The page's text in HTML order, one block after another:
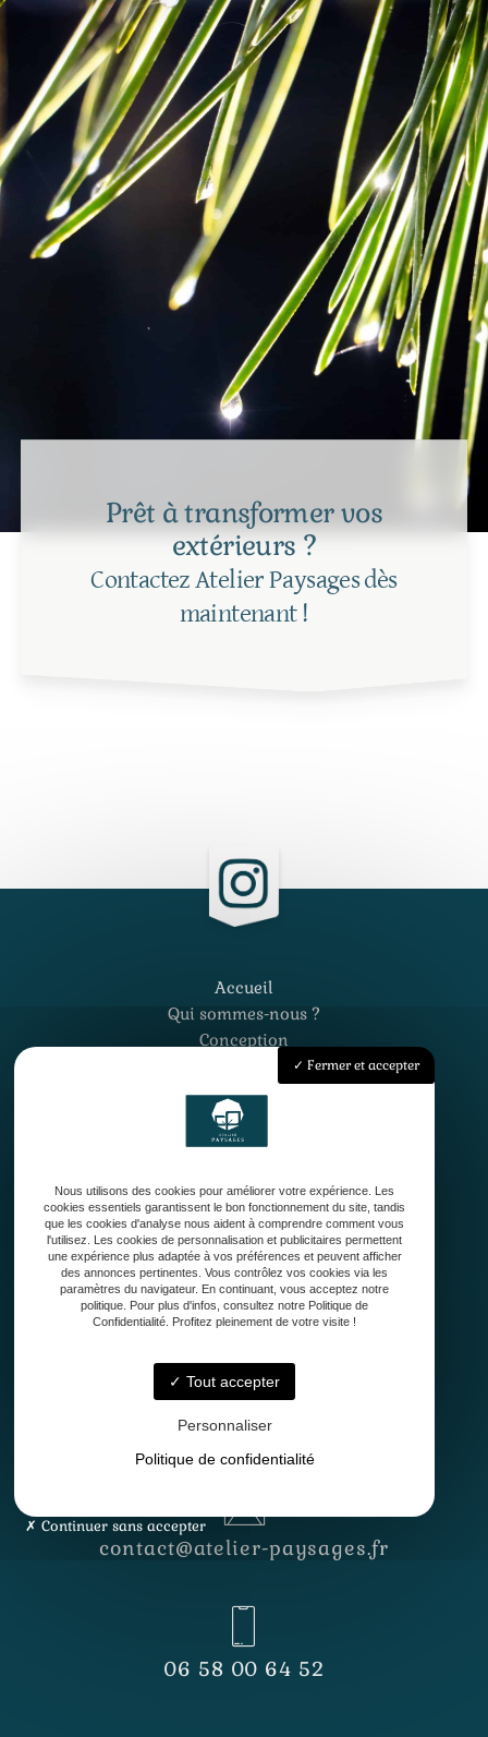
Prêt à transformer vos
extérieurs ?
Contactez Atelier Paysages dès
maintenant !
Accueil
Qui sommes-nous ?
Conception
Entretien de jardin
Contact
33127 Saint-Jean-d'Illac
Lundi - Vendredi
8h30 - 12h30 & 13h30 - 17h
contact@atelier-paysages.fr
06 58 00 64 52
Fermer et accepter
Nous utilisons des cookies pour améliorer votre expérience. Les
cookies essentiels garantissent le bon fonctionnement du site, tandis
que les cookies d'analyse nous aident à comprendre comment vous
l'utilisez. Les cookies de personnalisation et publicitaires permettent
une expérience plus adaptée à vos préférences et peuvent afficher
des annonces pertinentes. Vous contrôlez vos cookies via les
paramètres du navigateur. En continuant, vous acceptez notre
politique. Pour plus d'infos, consultez notre Politique de
Confidentialité. Profitez pleinement de votre visite !
Tout accepter
Personnaliser
Politique de confidentialité
Continuer sans accepter